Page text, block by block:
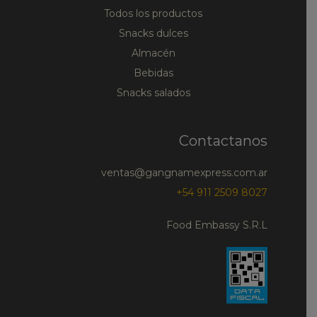
Todos los productos
Snacks dulces
Almacén
Bebidas
Snacks salados
Contactanos
ventas@gangnamexpress.com.ar
+54 911 2509 8027
Food Embassy S.R.L